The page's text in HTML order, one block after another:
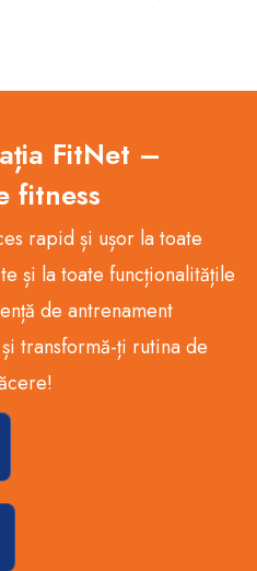
FitNet –
fitness
rapid și ușor la toate
și la toate funcționalitățile
de antrenament
transformă-ți rutina de